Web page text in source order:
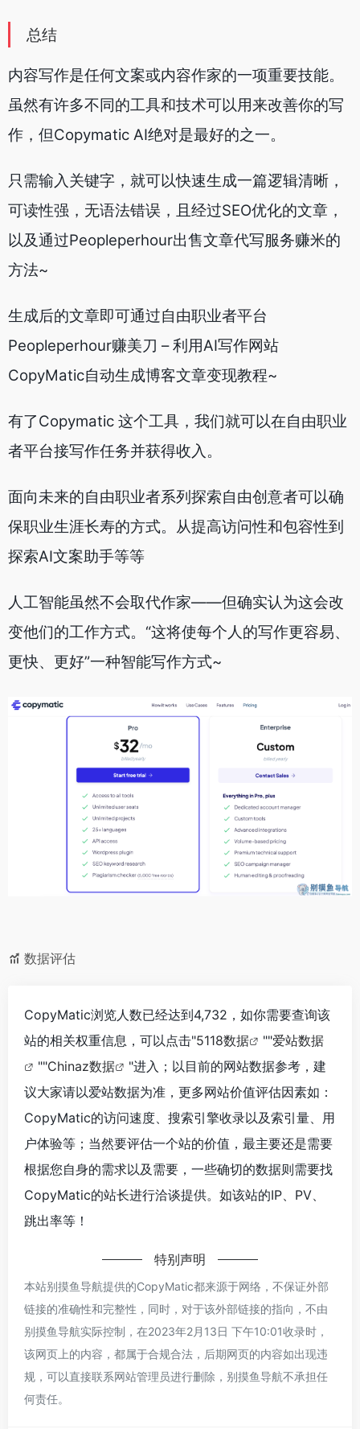
总结
内容写作是任何文案或内容作家的一项重要技能。
虽然有许多不同的工具和技术可以用来改善你的写
作，但Copymatic AI绝对是最好的之一。
只需输入关键字，就可以快速生成一篇逻辑清晰，
可读性强，无语法错误，且经过SEO优化的文章，
以及通过Peopleperhour出售文章代写服务赚米的
方法~
生成后的文章即可通过自由职业者平台
Peopleperhour赚美刀 – 利用AI写作网站
CopyMatic自动生成博客文章变现教程~
有了Copymatic 这个工具，我们就可以在自由职业
者平台接写作任务并获得收入。
面向未来的自由职业者系列探索自由创意者可以确
保职业生涯长寿的方式。从提高访问性和包容性到
探索AI文案助手等等
人工智能虽然不会取代作家——但确实认为这会改
变他们的工作方式。“这将使每个人的写作更容易、
更快、更好”一种智能写作方式~
数据评估
CopyMatic浏览人数已经达到4,732，如你需要查询该
站的相关权重信息，可以点击"5118数据 ""爱站数据
""Chinaz数据
"进入；以目前的网站数据参考，建
议大家请以爱站数据为准，更多网站价值评估因素如：
CopyMatic的访问速度、搜索引擎收录以及索引量、用
户体验等；当然要评估一个站的价值，最主要还是需要
根据您自身的需求以及需要，一些确切的数据则需要找
CopyMatic的站长进行洽谈提供。如该站的IP、PV、
跳出率等！
特别声明
本站别摸鱼导航提供的CopyMatic都来源于网络，不保证外部
链接的准确性和完整性，同时，对于该外部链接的指向，不由
别摸鱼导航实际控制，在2023年2月13日 下午10:01收录时，
该网页上的内容，都属于合规合法，后期网页的内容如出现违
规，可以直接联系网站管理员进行删除，别摸鱼导航不承担任
何责任。